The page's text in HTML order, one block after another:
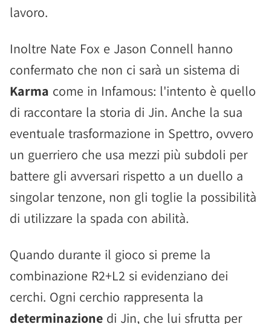
lavoro.
Inoltre Nate Fox e Jason Connell hanno
confermato che non ci sarà un sistema di
Karma come in Infamous: l'intento è quello
di raccontare la storia di Jin. Anche la sua
eventuale trasformazione in Spettro, ovvero
un guerriero che usa mezzi più subdoli per
battere gli avversari rispetto a un duello a
singolar tenzone, non gli toglie la possibilità
di utilizzare la spada con abilità.
Quando durante il gioco si preme la
combinazione R2+L2 si evidenziano dei
cerchi. Ogni cerchio rappresenta la
determinazione di Jin, che lui sfrutta per